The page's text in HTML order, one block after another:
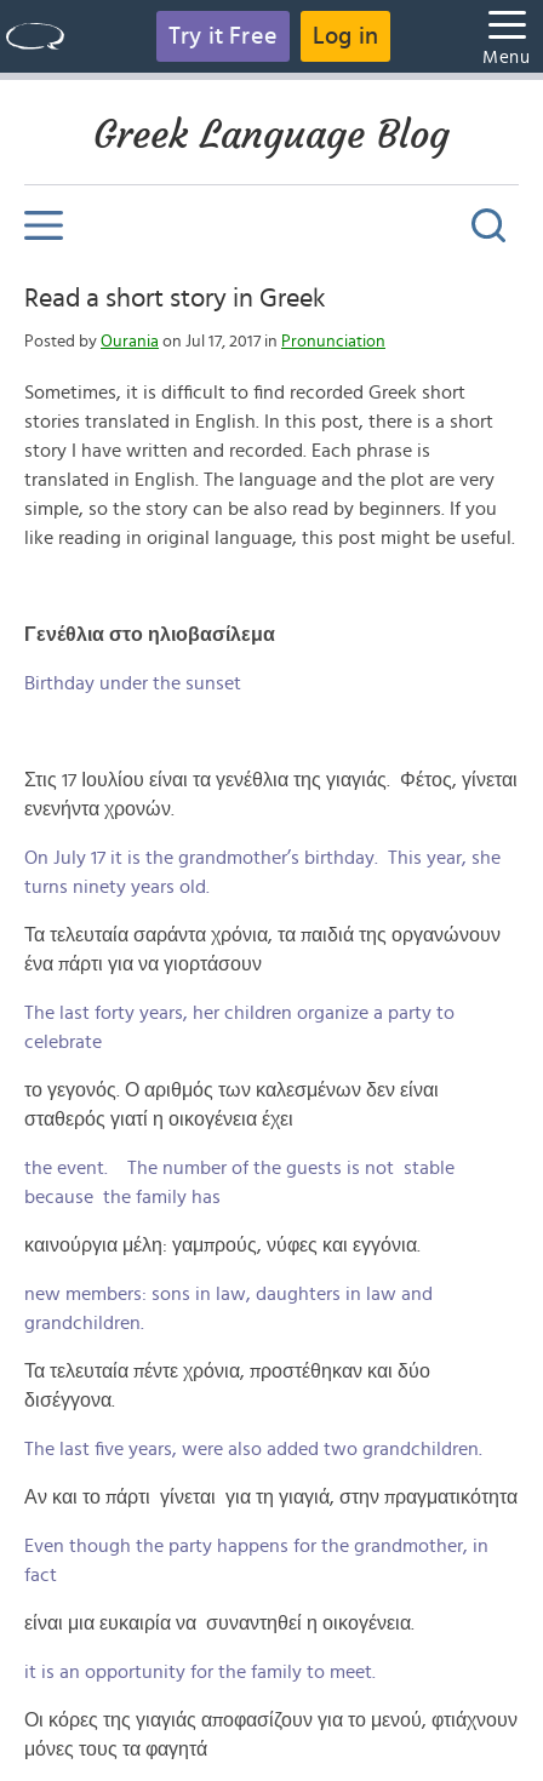
Try it Free Log in
Menu
Greek Language Blog
Read a short story in Greek
Posted by Ourania on Jul 17, 2017 in Pronunciation
Sometimes, it is difficult to find recorded Greek short
stories translated in English. In this post, there is a short
story I have written and recorded. Each phrase is
translated in English. The language and the plot are very
simple, so the story can be also read by beginners. If you
like reading in original language, this post might be useful.
Γενέθλια στο ηλιοβασίλεμα
Birthday under the sunset
Στις 17 Ιουλίου είναι τα γενέθλια της γιαγιάς. Φέτος, γίνεται
ενενήντα χρονών.
On July 17 it is the grandmother’s birthday. This year, she
turns ninety years old.
Τα τελευταία σαράντα χρόνια, τα παιδιά της οργανώνουν
ένα πάρτι για να γιορτάσουν
The last forty years, her children organize a party to
celebrate
το γεγονός. Ο αριθμός των καλεσμένων δεν είναι
σταθερός γιατί η οικογένεια έχει
the event. The number of the guests is not stable
because the family has
καινούργια μέλη: γαμπρούς, νύφες και εγγόνια.
new members: sons in law, daughters in law and
grandchildren.
Τα τελευταία πέντε χρόνια, προστέθηκαν και δύο
δισέγγονα.
The last five years, were also added two grandchildren.
Αν και το πάρτι γίνεται για τη γιαγιά, στην πραγματικότητα
Even though the party happens for the grandmother, in
fact
είναι μια ευκαιρία να συναντηθεί η οικογένεια.
it is an opportunity for the family to meet.
Οι κόρες της γιαγιάς αποφασίζουν για το μενού, φτιάχνουν
μόνες τους τα φαγητά